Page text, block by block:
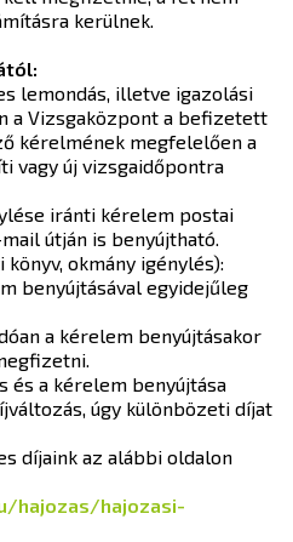
kerülnek.
lemondás, illetve igazolási
a Vizsgaközpont a befizetett
kérelmének megfelelően a
vagy új vizsgaidőpontra
iránti kérelem postai
útján is benyújtható.
okmány igénylés):
benyújtásával egyidejűleg
a kérelem benyújtásakor
a kérelem benyújtása
úgy különbözeti díjat
díjaink az alábbi oldalon
hajozas/hajozasi-